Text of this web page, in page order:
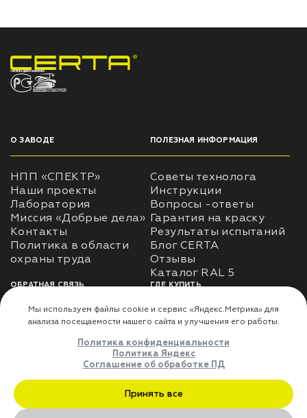
НПП «СПЕКТР» ЗАВОД ЛАКОКРАСОЧНЫХ МАТЕРИАЛОВ
О ЗАВОДЕ
НПП «СПЕКТР»
Наши проекты
Лаборатория
Миссия «Добрые дела»
Контакты
Политика в области
ПОЛЕЗНАЯ ИНФОРМАЦИЯ
Советы технолога
Инструкции
Вопросы -ответы
Гарантия на краску
Результаты испытаний
Блог CERTA
Отзывы
Каталог RAL 5
ОБРАТНАЯ СВЯЗЬ
Использование
использования личных
Оферта
ГДЕ КУПИТЬ
Доставка
Где купить
ДЛЯ ПАРТНЁРОВ